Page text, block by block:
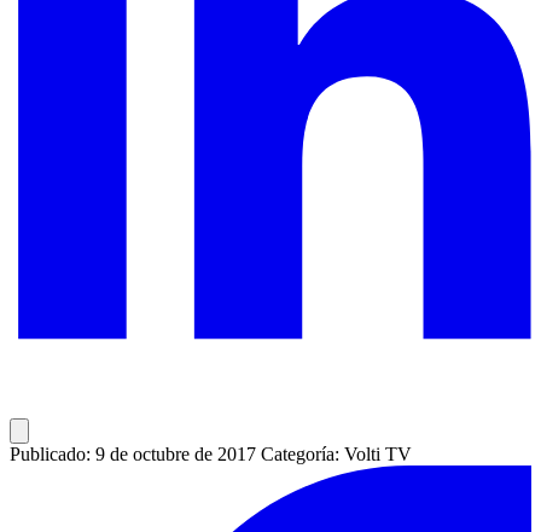
Publicado: 9 de octubre de 2017 Categoría: Volti TV